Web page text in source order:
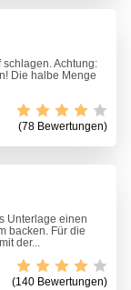
Achtung:
Die halbe Menge
(78 Bewertungen)
Unterlage einen
backen. Für die
der...
(140 Bewertungen)